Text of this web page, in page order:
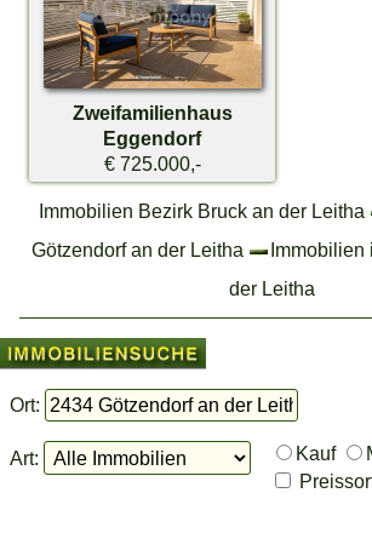
Zweifamilienhaus
Eggendorf
€ 725.000,-
Immobilien Bezirk Bruck an der Leitha
Götzendorf an der Leitha
Immobilien
der Leitha
Ort:
Art: Kauf